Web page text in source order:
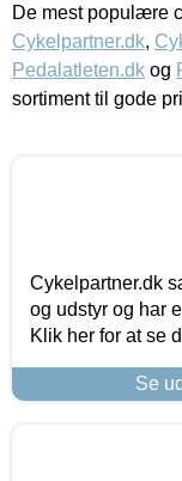
De mest populære
Cykelpartner.dk,
Pedalatleten.dk og
sortiment til gode
Cykelpartner.dk
og udstyr og har
Klik her for at se
Se